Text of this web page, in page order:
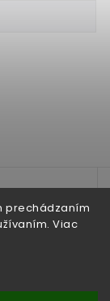
prechádzaním
Viac
ich
v